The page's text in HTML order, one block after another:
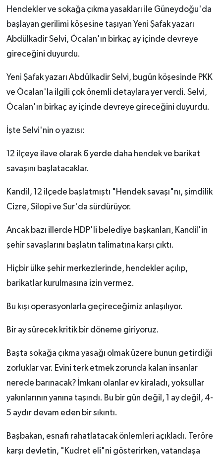
Hendekler ve sokağa çıkma yasakları ile Güneydoğu'da
başlayan gerilimi köşesine taşıyan Yeni Şafak yazarı
Abdülkadir Selvi, Öcalan'ın birkaç ay içinde devreye
gireceğini duyurdu.
Yeni Şafak yazarı Abdülkadir Selvi, bugün köşesinde PKK
ve Öcalan'la ilgili çok önemli detaylara yer verdi. Selvi,
Öcalan'ın birkaç ay içinde devreye gireceğini duyurdu.
İşte Selvi'nin o yazısı:
12 ilçeye ilave olarak 6 yerde daha hendek ve barikat
savaşını başlatacaklar.
Kandil, 12 ilçede başlatmıştı "Hendek savaşı"nı, şimdilik
Cizre, Silopi ve Sur'da sürdürüyor.
Ancak bazı illerde HDP'li belediye başkanları, Kandil'in
şehir savaşlarını başlatın talimatına karşı çıktı.
Hiçbir ülke şehir merkezlerinde, hendekler açılıp,
barikatlar kurulmasına izin vermez.
Bu kışı operasyonlarla geçireceğimiz anlaşılıyor.
Bir ay sürecek kritik bir döneme giriyoruz.
Başta sokağa çıkma yasağı olmak üzere bunun getirdiği
zorluklar var. Evini terk etmek zorunda kalan insanlar
nerede barınacak? İmkanı olanlar ev kiraladı, yoksullar
yakınlarının yanına taşındı. Bu bir gün değil, 1 ay değil, 4-
5 aydır devam eden bir sıkıntı.
Başbakan, esnafı rahatlatacak önlemleri açıkladı. Teröre
karşı devletin, "Kudret eli"ni gösterirken, vatandaşa